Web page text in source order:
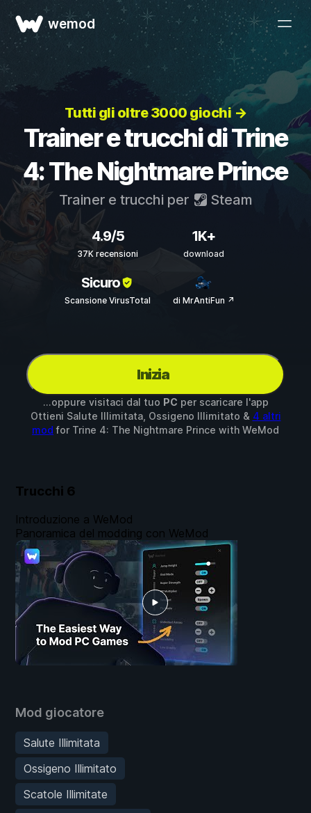
wemod
Tutti gli oltre 3000 giochi →
Trainer e trucchi di Trine
4: The Nightmare Prince
Trainer e trucchi per Steam
4.9/5
37K recensioni
1K+
download
Sicuro
Scansione VirusTotal di MrAntiFun ↗
Inizia
...oppure visitaci dal tuo PC per scaricare l'app
Ottieni Salute Illimitata, Ossigeno Illimitato & 4 altri
mod for Trine 4: The Nightmare Prince with WeMod
Trucchi 6
Mod giocatore
Salute Illimitata
Ossigeno Illimitato
Scatole Illimitate
Introduzione a WeMod
Panoramica del modding con WeMod